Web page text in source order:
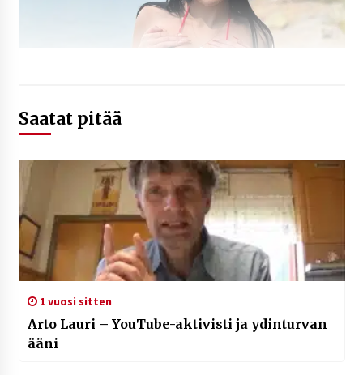
Saatat pitää
1 vuosi sitten
Arto Lauri – YouTube-aktivisti ja ydinturvan
ääni